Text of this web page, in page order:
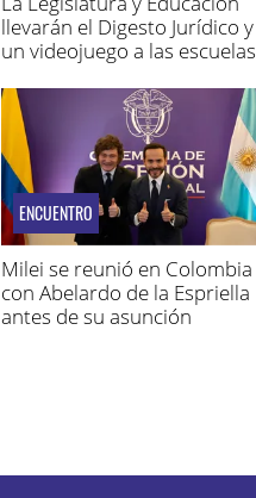
llevarán el Digesto Jurídico y
un videojuego a las escuelas
ENCUENTRO
Milei se reunió en Colombia
con Abelardo de la Espriella
antes de su asunción